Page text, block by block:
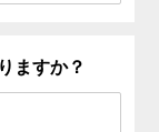
ますか？